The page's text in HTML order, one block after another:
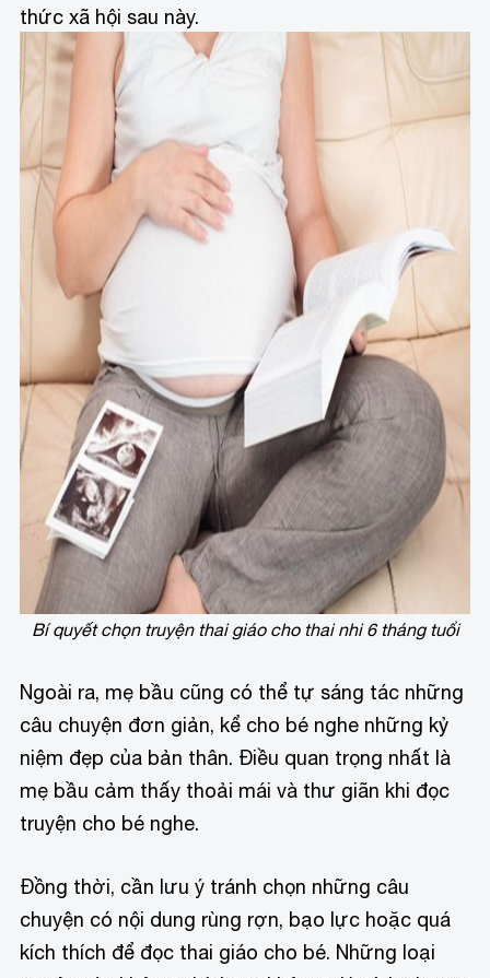
thức xã hội sau này.
Bí quyết chọn truyện thai giáo cho thai nhi 6 tháng tuổi
Ngoài ra, mẹ bầu cũng có thể tự sáng tác những
câu chuyện đơn giản, kể cho bé nghe những kỷ
niệm đẹp của bản thân. Điều quan trọng nhất là
mẹ bầu cảm thấy thoải mái và thư giãn khi đọc
truyện cho bé nghe.
Đồng thời, cần lưu ý tránh chọn những câu
chuyện có nội dung rùng rợn, bạo lực hoặc quá
kích thích để đọc thai giáo cho bé. Những loại